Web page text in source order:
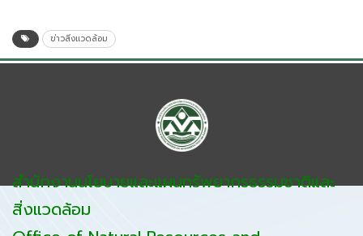
ข่าวสิ่งแวดล้อม
สำนักงานนโยบายและแผนทรัพยากรธรรมชาติและ
สิ่งแวดล้อม